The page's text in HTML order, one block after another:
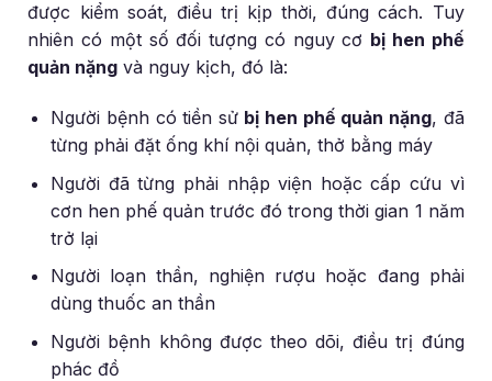
được kiểm soát, điều trị kịp thời, đúng cách. Tuy
nhiên có một số đối tượng có nguy cơ bị hen phế
quản nặng và nguy kịch, đó là:
Người bệnh có tiền sử bị hen phế quản nặng, đã
từng phải đặt ống khí nội quản, thở bằng máy
Người đã từng phải nhập viện hoặc cấp cứu vì
cơn hen phế quản trước đó trong thời gian 1 năm
trở lại
Người loạn thần, nghiện rượu hoặc đang phải
dùng thuốc an thần
Người bệnh không được theo dõi, điều trị đúng
phác đồ